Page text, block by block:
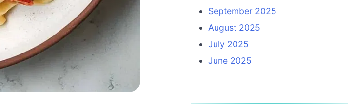
September 2025
August 2025
July 2025
June 2025